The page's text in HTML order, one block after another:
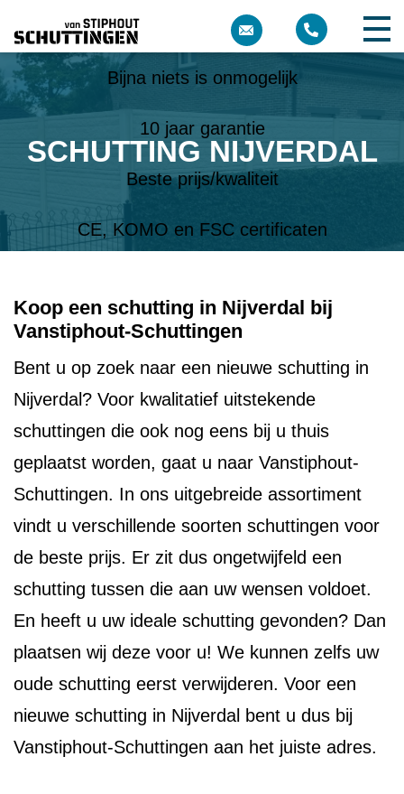
SCHUTTING NIJVERDAL
Meer dan 10 jaar ervaring
Bijna niets is onmogelijk
10 jaar garantie
Beste prijs/kwaliteit
CE, KOMO en FSC certificaten
Koop een schutting in Nijverdal bij
Vanstiphout-Schuttingen
Bent u op zoek naar een nieuwe schutting in
Nijverdal? Voor kwalitatief uitstekende
schuttingen die ook nog eens bij u thuis
geplaatst worden, gaat u naar Vanstiphout-
Schuttingen. In ons uitgebreide assortiment
vindt u verschillende soorten schuttingen voor
de beste prijs. Er zit dus ongetwijfeld een
schutting tussen die aan uw wensen voldoet.
En heeft u uw ideale schutting gevonden? Dan
plaatsen wij deze voor u! We kunnen zelfs uw
oude schutting eerst verwijderen. Voor een
nieuwe schutting in Nijverdal bent u dus bij
Vanstiphout-Schuttingen aan het juiste adres.